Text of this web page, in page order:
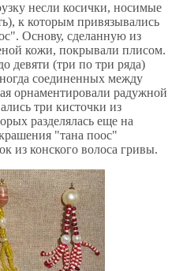
несли косички, носимые
к которым привязывались
Основу, сделанную из
кожи, покрывали плисом.
девяти (три по три ряда)
соединенных между
орнаментировали радужной
три кисточки из
разделялась еще на
"тана поос"
из конского волоса гривы.